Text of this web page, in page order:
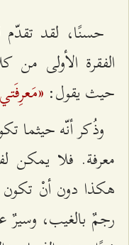
حسنًا، لقد
الفقرة الأولى من
حيث يقول:
وذُكر أنّه حيثما
معرفة. فلا يمكن
هكذا دون أنْ تكون
رجمٌ بالغيب،